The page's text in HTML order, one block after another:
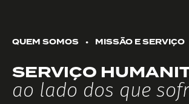
QUEM SOMOS • MISSÃO E SERVIÇO
SERVIÇO
ao lado dos que